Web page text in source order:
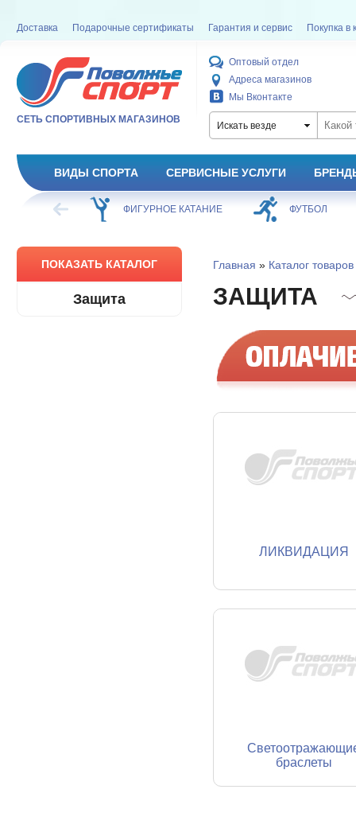
Доставка Подарочные сертификаты Гарантия и сервис Покупка в
СЕТЬ СПОРТИВНЫХ МАГАЗИНОВ
Оптовый отдел
Адреса магазинов
Мы Вконтакте
Искать везде
ВИДЫ СПОРТА СЕРВИСНЫЕ УСЛУГИ
ХОККЕЙ ФИГУРНОЕ КАТАНИЕ ФУТБОЛ
ПОКАЗАТЬ КАТАЛОГ
Защита
Главная » Каталог товаров
ЗАЩИТА
ЛИКВИДАЦИЯ
браслеты